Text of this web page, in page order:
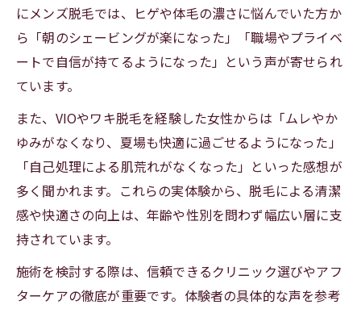
にメンズ脱毛では、ヒゲや体毛の濃さに悩んでいた方か
ら「朝のシェービングが楽になった」「職場やプライベ
ートで自信が持てるようになった」という声が寄せられ
ています。
また、VIOやワキ脱毛を経験した女性からは「ムレやか
ゆみがなくなり、夏場も快適に過ごせるようになった」
「自己処理による肌荒れがなくなった」といった感想が
多く聞かれます。これらの実体験から、脱毛による清潔
感や快適さの向上は、年齢や性別を問わず幅広い層に支
持されています。
施術を検討する際は、信頼できるクリニック選びやアフ
ターケアの徹底が重要です。体験者の具体的な声を参考